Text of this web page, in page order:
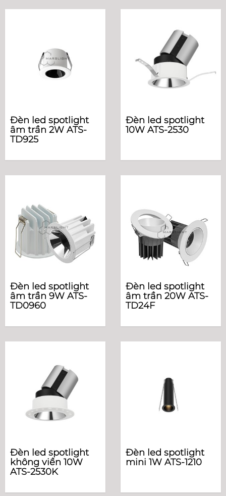
Đèn led spotlight
âm trần 2W ATS-
TD925
Đèn led spotlight
10W ATS-2530
Đèn led spotlight
âm trần 9W ATS-
TD0960
Đèn led spotlight
âm trần 20W ATS-
TD24F
Đèn led spotlight
không viền 10W
ATS-2530K
Đèn led spotlight
mini 1W ATS-1210